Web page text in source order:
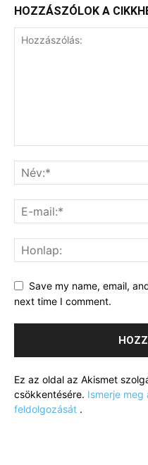
HOZZÁSZÓLOK A
Save my name, email,
next time I comment.
Ez az oldal az Akismet
csökkentésére. Ismerje meg
feldolgozását .